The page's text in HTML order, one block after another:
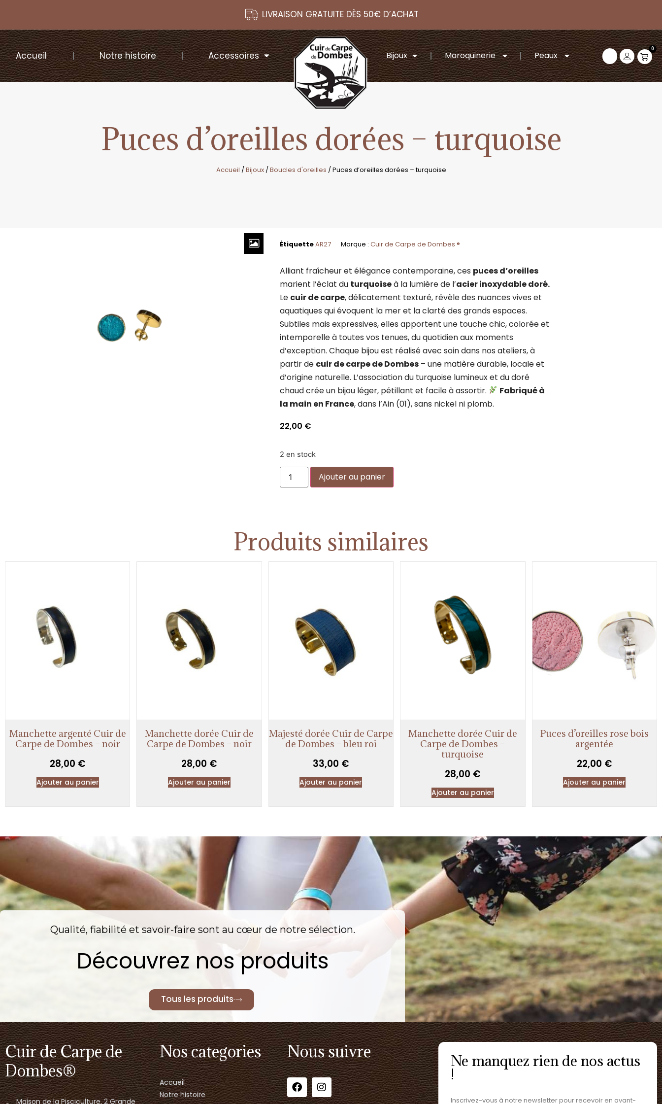
LIVRAISON GRATUITE DÈS 50€ D’ACHAT
Accueil Notre histoire Accessoires Bijoux Maroquinerie Peaux
0
Puces d’oreilles dorées – turquoise
Accueil /Bijoux/Boucles d'oreilles / Puces d’oreilles dorées – turquoise
ÉtiquetteAR27 Marque : Cuir de Carpe de Dombes ®
Alliant fraîcheur et élégance contemporaine, ces puces d’oreilles
marient l’éclat du turquoiseà la lumière de l’acier inoxydable doré.
Le cuir de carpe, délicatement texturé, révèle des nuances vives et
aquatiques qui évoquent la mer et la clarté des grands espaces.
Subtiles mais expressives, elles apportent une touche chic, colorée et
intemporelle à toutes vos tenues, du quotidien aux moments
d’exception. Chaque bijou est réalisé avec soin dans nos ateliers, à
partir de cuir de carpe de Dombes– une matière durable, locale et
d’origine naturelle. L’association du turquoise lumineux et du doré
chaud crée un bijou léger, pétillant et facile à assortir.
Fabriqué à
la main en France, dans l’Ain (01), sans nickel ni plomb.
22,00 €
2 en stock
Ajouter au panier
Produits similaires
Manchette argenté Cuir de
Carpe de Dombes – noir
28,00 €
Ajouter au panier
Manchette dorée Cuir de
Carpe de Dombes – noir
28,00 €
Ajouter au panier
Majesté dorée Cuir de Carpe
de Dombes – bleu roi
33,00 €
Ajouter au panier
Manchette dorée Cuir de
Carpe de Dombes –
turquoise
28,00 €
Ajouter au panier
Puces d’oreilles rose bois
argentée
22,00 €
Ajouter au panier
Qualité, fiabilité et savoir-faire sont au cœur de notre sélection.
Découvrez nos produits
Tous les produits
Cuir de Carpe de
Dombes®
Maison de la Pisciculture, 2 Grande
Nos categories
Accueil
Notre histoire
Nous suivre Ne manquez rien de nos actus
!
Inscrivez-vous à notre newsletter pour recevoir en avant-